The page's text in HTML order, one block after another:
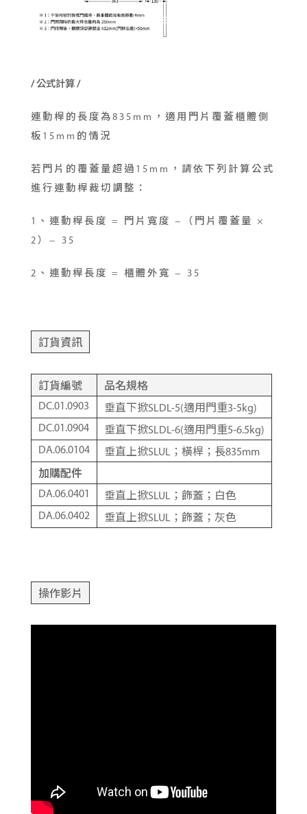
/ 公式計算 /
連動桿的長度為835mm，適用門片覆蓋櫃體側
板15mm的情況
若門片的覆蓋量超過15mm，請依下列計算公式
進行連動桿裁切調整：
1、連動桿長度 = 門片寬度 −（門片覆蓋量 ×
2）− 35
2、連動桿長度 = 櫃體外寬 − 35
訂貨資訊
訂貨編號
品名規格
DC.01.0903
垂直下掀SLDL-5(適用門重3-5kg)
DC.01.0904
垂直下掀SLDL-6(適用門重5-6.5kg)
DA.06.0104
垂直上掀SLUL；橫桿；長835mm
加購配件
DA.06.0401
垂直上掀SLUL；飾蓋；白色
DA.06.0402
垂直上掀SLUL；飾蓋；灰色
操作影片